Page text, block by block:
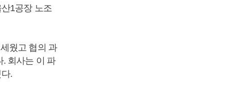
1공장 노조
웠고 협의 과
. 회사는 이 파
.